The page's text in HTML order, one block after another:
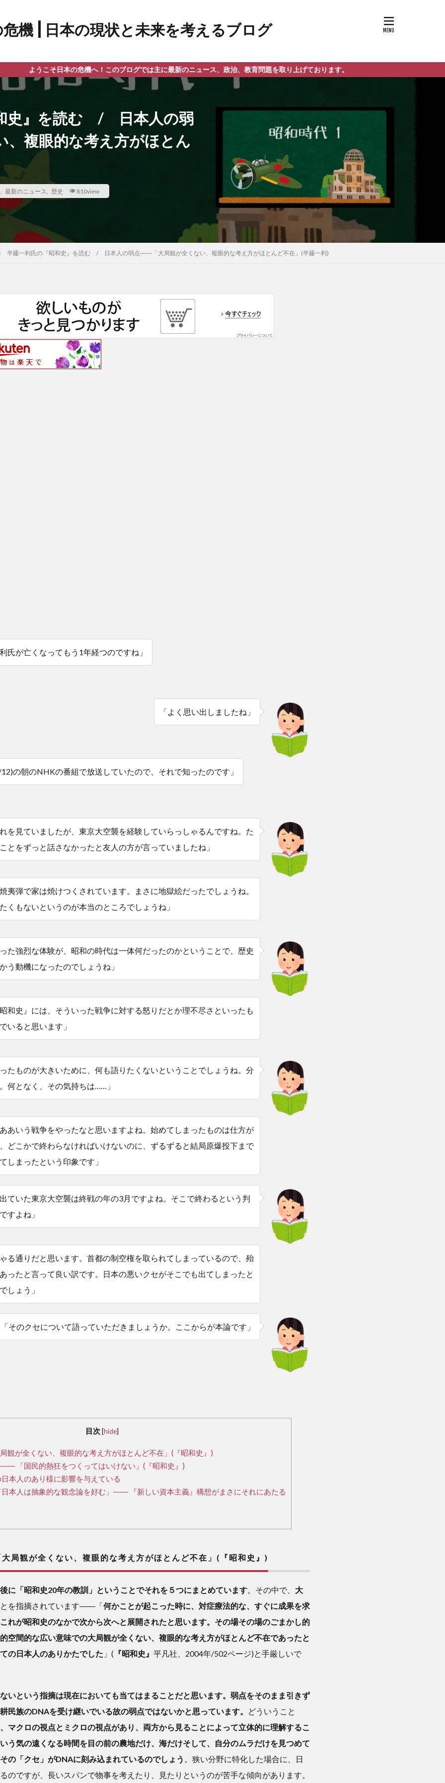
本の危機へ！このブログでは主に最新のニュース、政治、教育問題を取り上げております。
史』を読む / 日本人の弱
複眼的な考え方がほとん
最新のニュース 歴史 810view
半藤一利氏の『昭和史』を読む / 日本人の弱点――「大局観が全くない、複眼的な考え方がほとんど不在」(半藤一利)
氏が亡くなってもう1年経つのですね」
「よく思い出しましたね」
の朝のNHKの番組で放送していたので、それで知ったのです」
を見ていましたが、東京大空襲を経験していらっしゃるんですね。た
とをずっと話さなかったと友人の方が言っていましたね」
夷弾で家は焼けつくされています。まさに地獄絵だったでしょうね。
くもないというのが本当のところでしょうね」
た強烈な体験が、昭和の時代は一体何だったのかということで、歴史
う動機になったのでしょうね」
和史』には、そういった戦争に対する怒りだとか理不尽さといったも
いると思います」
たものが大きいために、何も語りたくないということでしょうね。分
何となく、その気持ちは……」
あいう戦争をやったなと思いますよね。始めてしまったものは仕方が
どこかで終わらなければいけないのに、ずるずると結局原爆投下まで
しまったという印象です」
ていた東京大空襲は終戦の年の3月ですよね。そこで終わるという判
すよね」
る通りだと思います。首都の制空権を取られてしまっているので、殆
ったと言って良い訳です。日本の悪いクセがそこでも出てしまったと
しょう」
「そのクセについて語っていただきましょうか。ここからが本論です」
目次 [hide]
が全くない、複眼的な考え方がほとんど不在」(『昭和史』)
「国民的熱狂をつくってはいけない」(『昭和史』)
本人のあり様に影響を与えている
人は抽象的な観念論を好む」―― 『新しい資本主義』構想がまさにそれにあたる
観が全くない、複眼的な考え方がほとんど不在」(『昭和史』)
に「昭和史20年の教訓」ということでそれを５つにまとめています 。その中で、 大
を指摘されています――「何かことが起こった時に、対症療法的な、すぐに成果を求
れが昭和史のなかで次から次へと展開されたと思います。その場その場のごまかし的
空間的な広い意味での大局観が全くない、複眼的な考え方がほとんど不在であったと
の日本人のありかたでした 」( 『昭和史』 平凡社、2004年/502ページ)と手厳しいで
いという指摘は現在においても当てはまることだと思います。弱点をそのまま引きず
民族のDNAを受け継いでいる故の弱点ではないかと思っています。
どういうこと
マクロの視点とミクロの視点があり、両方から見ることによって立体的に理解するこ
う気の遠くなる時間を目の前の農地だけ、海だけそして、自分のムラだけを見つめて
の「クセ」がDNAに刻み込まれているのでしょう
。狭い分野に特化した場合に、日
のですが、長いスパンで物事を考えたり、見たりというのが苦手な傾向があります。